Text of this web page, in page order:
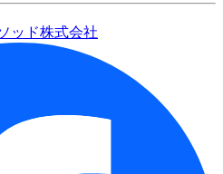
ッド株式会社